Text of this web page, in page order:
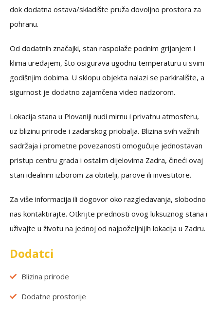
dok dodatna ostava/skladište pruža dovoljno prostora za
pohranu.
Od dodatnih značajki, stan raspolaže podnim grijanjem i
klima uređajem, što osigurava ugodnu temperaturu u svim
godišnjim dobima. U sklopu objekta nalazi se parkiralište, a
sigurnost je dodatno zajamčena video nadzorom.
Lokacija stana u Plovaniji nudi mirnu i privatnu atmosferu,
uz blizinu prirode i zadarskog priobalja. Blizina svih važnih
sadržaja i prometne povezanosti omogućuje jednostavan
pristup centru grada i ostalim dijelovima Zadra, čineći ovaj
stan idealnim izborom za obitelji, parove ili investitore.
Za više informacija ili dogovor oko razgledavanja, slobodno
nas kontaktirajte. Otkrijte prednosti ovog luksuznog stana i
uživajte u životu na jednoj od najpoželjnijih lokacija u Zadru.
Dodatci
Blizina prirode
Dodatne prostorije